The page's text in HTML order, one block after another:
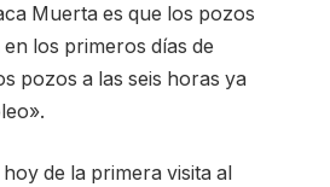
Muerta es que los pozos
los primeros días de
pozos a las seis horas ya
de la primera visita al